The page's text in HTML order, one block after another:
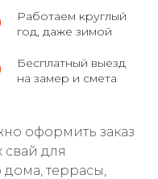
Работаем круглый
год, даже зимой
Бесплатный выезд
на замер и смета
оформить заказ
свай для
дома, террасы,